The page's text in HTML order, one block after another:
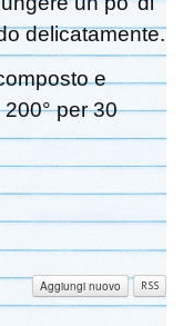
delicatamente.
e
per 30
Aranygaluska
Aggiungi nuovo RSS